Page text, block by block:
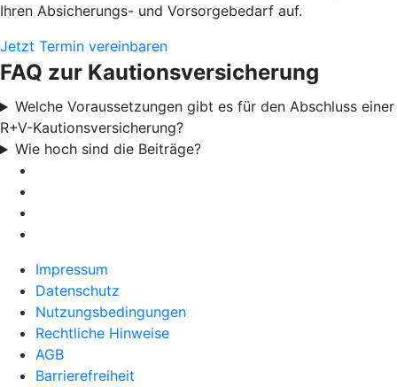
Ihren Absicherungs- und Vorsorgebedarf auf.
Jetzt Termin vereinbaren
FAQ zur Kautionsversicherung
Welche Voraussetzungen gibt es für den Abschluss einer
R+V-Kautionsversicherung?
Wie hoch sind die Beiträge?
Impressum
Datenschutz
Nutzungsbedingungen
Rechtliche Hinweise
AGB
Barrierefreiheit